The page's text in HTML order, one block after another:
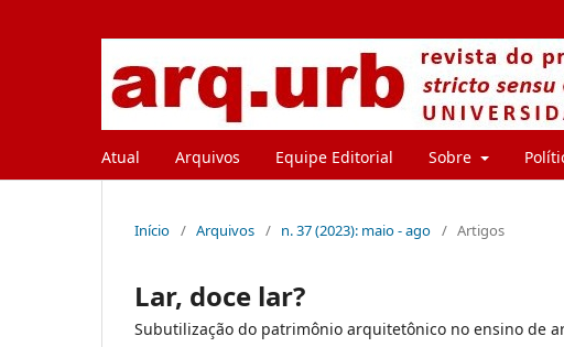
Atual Arquivos Equipe Editorial Sobre
Início / Arquivos / n. 37 (2023): maio - ago / Artigos
Lar, doce lar?
Subutilização do patrimônio arquitetônico no ensino de